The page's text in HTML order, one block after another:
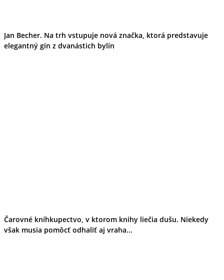
Jan Becher. Na trh vstupuje nová značka, ktorá predstavuje
elegantný gin z dvanástich bylín
Čarovné kníhkupectvo, v ktorom knihy liečia dušu. Niekedy
však musia pomôcť odhaliť aj vraha...